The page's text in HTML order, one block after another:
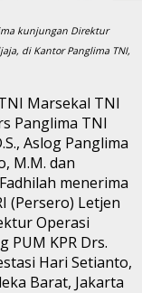
kunjungan Direktur
di Kantor Panglima TNI,
Marsekal TNI
Panglima TNI
Aslog Panglima
M.M. dan
menerima
(Persero) Letjen
Operasi
PUM KPR Drs.
Hari Setianto,
Barat, Jakarta